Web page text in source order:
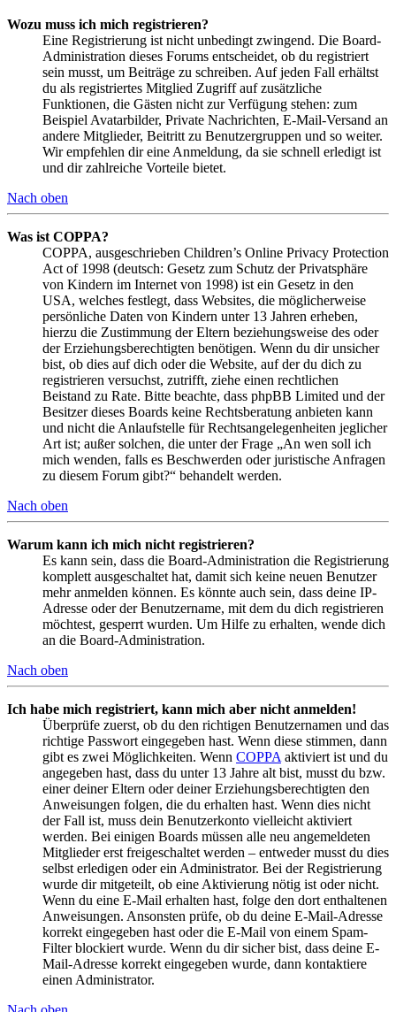
Wozu muss ich mich registrieren?
Eine Registrierung ist nicht unbedingt zwingend. Die Board-
Administration dieses Forums entscheidet, ob du registriert
sein musst, um Beiträge zu schreiben. Auf jeden Fall erhältst
du als registriertes Mitglied Zugriff auf zusätzliche
Funktionen, die Gästen nicht zur Verfügung stehen: zum
Beispiel Avatarbilder, Private Nachrichten, E-Mail-Versand an
andere Mitglieder, Beitritt zu Benutzergruppen und so weiter.
Wir empfehlen dir eine Anmeldung, da sie schnell erledigt ist
und dir zahlreiche Vorteile bietet.
Nach oben
Was ist COPPA?
COPPA, ausgeschrieben Children’s Online Privacy Protection
Act of 1998 (deutsch: Gesetz zum Schutz der Privatsphäre
von Kindern im Internet von 1998) ist ein Gesetz in den
USA, welches festlegt, dass Websites, die möglicherweise
persönliche Daten von Kindern unter 13 Jahren erheben,
hierzu die Zustimmung der Eltern beziehungsweise des oder
der Erziehungsberechtigten benötigen. Wenn du dir unsicher
bist, ob dies auf dich oder die Website, auf der du dich zu
registrieren versuchst, zutrifft, ziehe einen rechtlichen
Beistand zu Rate. Bitte beachte, dass phpBB Limited und der
Besitzer dieses Boards keine Rechtsberatung anbieten kann
und nicht die Anlaufstelle für Rechtsangelegenheiten jeglicher
Art ist; außer solchen, die unter der Frage „An wen soll ich
mich wenden, falls es Beschwerden oder juristische Anfragen
zu diesem Forum gibt?“ behandelt werden.
Nach oben
Warum kann ich mich nicht registrieren?
Es kann sein, dass die Board-Administration die Registrierung
komplett ausgeschaltet hat, damit sich keine neuen Benutzer
mehr anmelden können. Es könnte auch sein, dass deine IP-
Adresse oder der Benutzername, mit dem du dich registrieren
möchtest, gesperrt wurden. Um Hilfe zu erhalten, wende dich
an die Board-Administration.
Nach oben
Ich habe mich registriert, kann mich aber nicht anmelden!
Überprüfe zuerst, ob du den richtigen Benutzernamen und das
richtige Passwort eingegeben hast. Wenn diese stimmen, dann
gibt es zwei Möglichkeiten. Wenn COPPA aktiviert ist und du
angegeben hast, dass du unter 13 Jahre alt bist, musst du bzw.
einer deiner Eltern oder deiner Erziehungsberechtigten den
Anweisungen folgen, die du erhalten hast. Wenn dies nicht
der Fall ist, muss dein Benutzerkonto vielleicht aktiviert
werden. Bei einigen Boards müssen alle neu angemeldeten
Mitglieder erst freigeschaltet werden – entweder musst du dies
selbst erledigen oder ein Administrator. Bei der Registrierung
wurde dir mitgeteilt, ob eine Aktivierung nötig ist oder nicht.
Wenn du eine E-Mail erhalten hast, folge den dort enthaltenen
Anweisungen. Ansonsten prüfe, ob du deine E-Mail-Adresse
korrekt eingegeben hast oder die E-Mail von einem Spam-
Filter blockiert wurde. Wenn du dir sicher bist, dass deine E-
Mail-Adresse korrekt eingegeben wurde, dann kontaktiere
einen Administrator.